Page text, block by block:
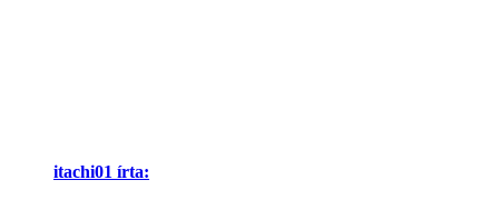
itachi01 írta: